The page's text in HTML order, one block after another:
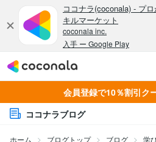
会員登録で10％割引ク
ココナラブログ
ホーム ブログトップ ブログ 学